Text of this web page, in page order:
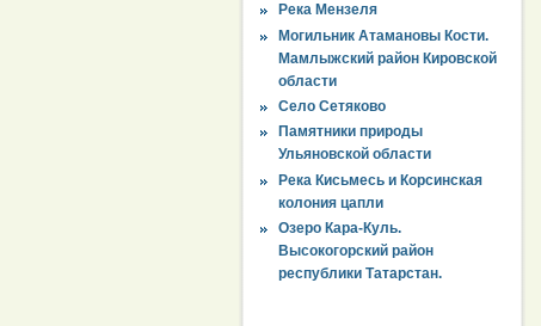
Река Мензеля
Могильник Атамановы Кости.
Мамлыжский район Кировской
области
Село Сетяково
Памятники природы
Ульяновской области
Река Кисьмесь и Корсинская
колония цапли
Озеро Кара-Куль.
Высокогорский район
республики Татарстан.